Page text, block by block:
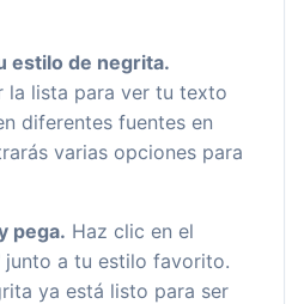
estilo de negrita.
la lista para ver tu texto
diferentes fuentes en
varias opciones para
pega. Haz clic en el
a tu estilo favorito.
ya está listo para ser